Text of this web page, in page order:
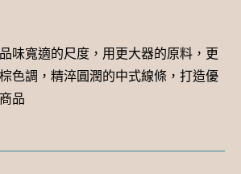
味寬適的尺度，用更大器的原料，更
色調，精淬圓潤的中式線條，打造優
品